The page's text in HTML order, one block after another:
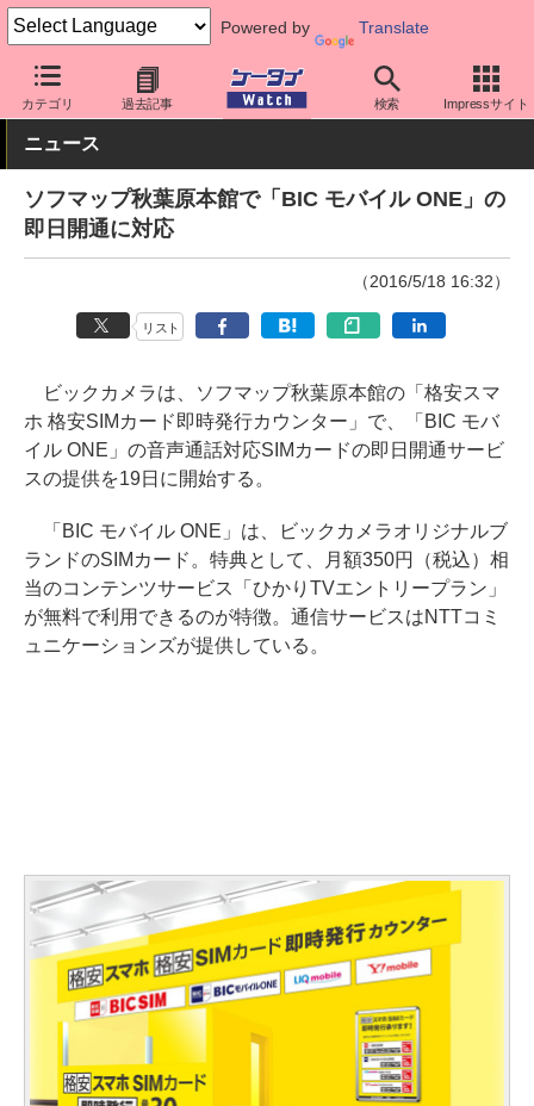
Powered by Translate
カテゴリ 過去記事 検索 Impressサイト
ケータイ Watch 格安スマホ/格安SIM 格安SIM/MVNO OCN
ニュース
ソフマップ秋葉原本館で「BIC モバイル ONE」の
即日開通に対応
（2016/5/18 16:32）
リスト
ビックカメラは、ソフマップ秋葉原本館の「格安スマ
ホ 格安SIMカード即時発行カウンター」で、「BIC モバ
イル ONE」の音声通話対応SIMカードの即日開通サービ
スの提供を19日に開始する。
「BIC モバイル ONE」は、ビックカメラオリジナルブ
ランドのSIMカード。特典として、月額350円（税込）相
当のコンテンツサービス「ひかりTVエントリープラン」
が無料で利用できるのが特徴。通信サービスはNTTコミ
ュニケーションズが提供している。